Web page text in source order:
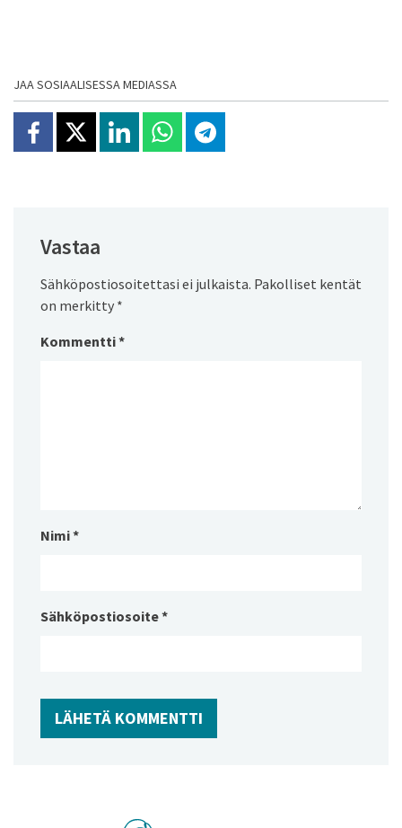
JAA SOSIAALISESSA MEDIASSA
Jaa Facebookissa
Jaa X:ssäJaa Linkedinissä
Jaa Whatsappissa
Jaa Telegramissa
Vastaa
Sähköpostiosoitettasi ei julkaista. Pakolliset kentät
on merkitty *
Kommentti*
Nimi*
Sähköpostiosoite*